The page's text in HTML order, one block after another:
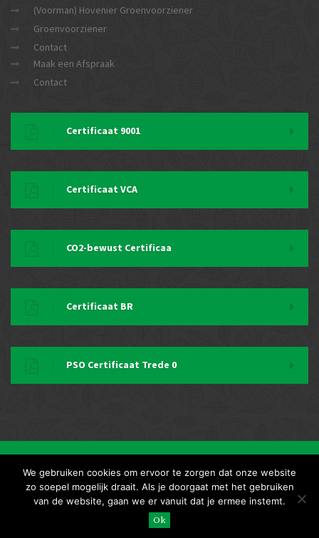
(Voorman) Hovenier Groenvoorziener
Groenvoorziener
Contact
Maak een Afspraak
Contact
Certificaat 9001
Certificaat VCA
CO2-bewust Certificaa
Certificaat BR
PSO Certificaat Trede 0
Copyright 2018 | VAN RAAIJ groenverzorging
Eugene Janssen
Snel in contact komen met de prof’s in groen
ook voor noodgevallen 0487-595811
We gebruiken cookies om ervoor te zorgen dat onze website
zo soepel mogelijk draait. Als je doorgaat met het gebruiken
van de website, gaan we er vanuit dat je ermee instemt.
Ok